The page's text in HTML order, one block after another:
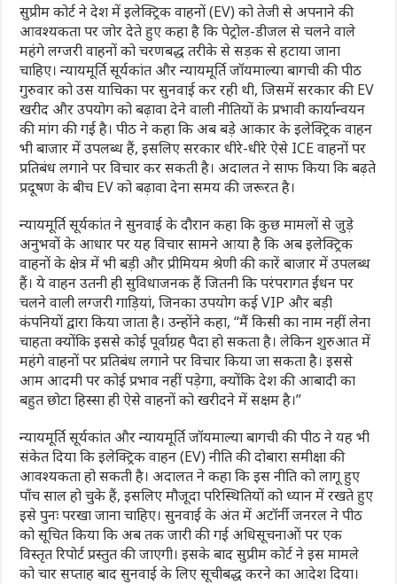
सुप्रीम कोर्ट ने देश में इलेक्ट्रिक वाहनों (EV) को तेजी से अपनाने की
आवश्यकता पर जोर देते हुए कहा है कि पेट्रोल-डीजल से चलने वाले
महंगे लग्जरी वाहनों को चरणबद्ध तरीके से सड़क से हटाया जाना
चाहिए। न्यायमूर्ति सूर्यकांत और न्यायमूर्ति जॉयमाल्या बागची की पीठ
गुरुवार को उस याचिका पर सुनवाई कर रही थी, जिसमें सरकार की EV
खरीद और उपयोग को बढ़ावा देने वाली नीतियों के प्रभावी कार्यान्वयन
की मांग की गई है। पीठ ने कहा कि अब बड़े आकार के इलेक्ट्रिक वाहन
भी बाजार में उपलब्ध हैं, इसलिए सरकार धीरे-धीरे ऐसे ICE वाहनों पर
प्रतिबंध लगाने पर विचार कर सकती है। अदालत ने साफ किया कि बढ़ते
प्रदूषण के बीच EV को बढ़ावा देना समय की जरूरत है।
न्यायमूर्ति सूर्यकांत ने सुनवाई के दौरान कहा कि कुछ मामलों से जुड़े
अनुभवों के आधार पर यह विचार सामने आया है कि अब इलेक्ट्रिक
वाहनों के क्षेत्र में भी बड़ी और प्रीमियम श्रेणी की कारें बाजार में उपलब्ध
हैं। ये वाहन उतनी ही सुविधाजनक हैं जितनी कि परंपरागत ईंधन पर
चलने वाली लग्जरी गाड़ियां, जिनका उपयोग कई VIP और बड़ी
कंपनियों द्वारा किया जाता है। उन्होंने कहा, “मैं किसी का नाम नहीं लेना
चाहता क्योंकि इससे कोई पूर्वाग्रह पैदा हो सकता है। लेकिन शुरुआत में
महंगे वाहनों पर प्रतिबंध लगाने पर विचार किया जा सकता है। इससे
आम आदमी पर कोई प्रभाव नहीं पड़ेगा, क्योंकि देश की आबादी का
बहुत छोटा हिस्सा ही ऐसे वाहनों को खरीदने में सक्षम है।”
न्यायमूर्ति सूर्यकांत और न्यायमूर्ति जॉयमाल्या बागची की पीठ ने यह भी
संकेत दिया कि इलेक्ट्रिक वाहन (EV) नीति की दोबारा समीक्षा की
आवश्यकता हो सकती है। अदालत ने कहा कि इस नीति को लागू हुए
पाँच साल हो चुके हैं, इसलिए मौजूदा परिस्थितियों को ध्यान में रखते हुए
इसे पुनः परखा जाना चाहिए। सुनवाई के अंत में अटॉर्नी जनरल ने पीठ
को सूचित किया कि अब तक जारी की गई अधिसूचनाओं पर एक
विस्तृत रिपोर्ट प्रस्तुत की जाएगी। इसके बाद सुप्रीम कोर्ट ने इस मामले
को चार सप्ताह बाद सुनवाई के लिए सूचीबद्ध करने का आदेश दिया।